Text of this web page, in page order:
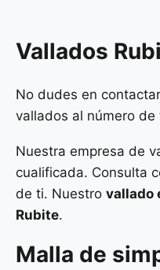
Vallados
No dudes en
vallados al número de
Nuestra empresa de
cualificada. Consulta
de ti. Nuestro vallado
Rubite.
Malla de